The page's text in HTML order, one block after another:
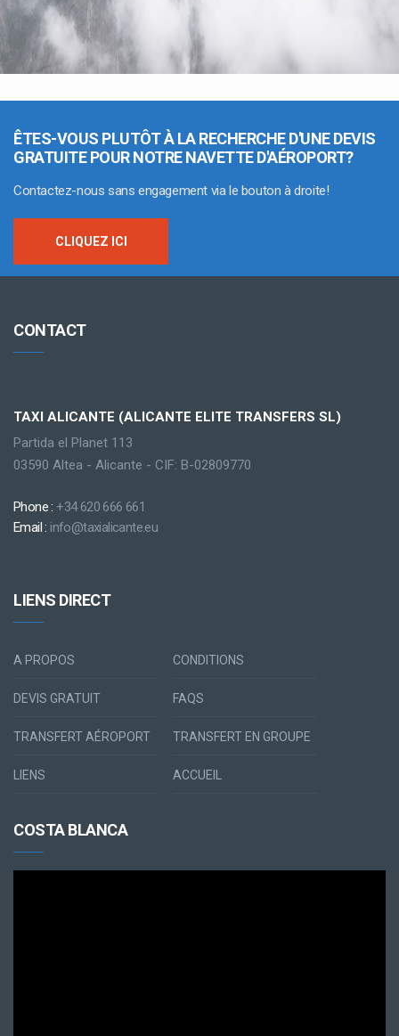
ÊTES-VOUS PLUTÔT À LA RECHERCHE D'UNE DEVIS
GRATUITE POUR NOTRE NAVETTE D'AÉROPORT?
Contactez-nous sans engagement via le bouton à droite!
CLIQUEZ ICI
CONTACT
TAXI ALICANTE (ALICANTE ELITE TRANSFERS SL)
Partida el Planet 113
03590 Altea - Alicante - CIF: B-02809770
Phone : +34 620 666 661
Email : info@taxialicante.eu
LIENS DIRECT
A PROPOS CONDITIONS
DEVIS GRATUIT FAQS
TRANSFERT AÉROPORT TRANSFERT EN GROUPE
LIENS ACCUEIL
COSTA BLANCA